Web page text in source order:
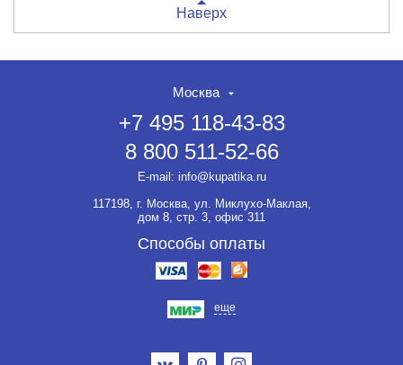
Наверх
Москва
+7 495 118-43-83
8 800 511-52-66
E-mail: info@kupatika.ru
117198, г. Москва, ул. Миклухо-Маклая,
дом 8, стр. 3, офис 311
Способы оплаты
еще